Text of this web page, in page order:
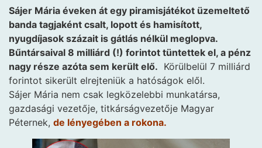
Sájer Mária éveken át egy piramisjátékot üzemeltető
banda tagjaként csalt, lopott és hamisított,
nyugdíjasok százait is gátlás nélkül meglopva.
Bűntársaival 8 milliárd (!) forintot tüntettek el, a pénz
nagy része azóta sem került elő. Körülbelül 7 milliárd
forintot sikerült elrejteniük a hatóságok elől.
Sájer Mária nem csak legközelebbi munkatársa,
gazdasági vezetője, titkárságvezetője Magyar
Péternek, de lényegében a rokona.